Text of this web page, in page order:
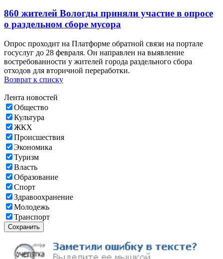
860 жителей Вологды приняли участие в опросе
о раздельном сборе мусора
Опрос проходит на Платформе обратной связи на портале
госуслуг до 28 февраля. Он направлен на выявление
востребованности у жителей города раздельного сбора
отходов для вторичной переработки.
Возврат к списку
Лента новостей
Общество
Культура
ЖКХ
Происшествия
Экономика
Туризм
Власть
Образование
Спорт
Здравоохранение
Молодежь
Транспорт
Сохранить